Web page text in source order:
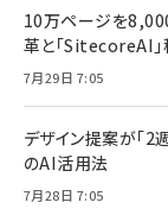
10万ページを
革と「SitecoreAI
7月29日 7:05
デザイン提案が「
のAI活用法
7月28日 7:05